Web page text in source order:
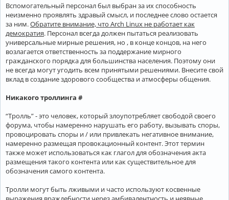
Вспомогательный персонал был выбран за их способность
неизменно проявлять здравый смысл, и последнее слово остается
за ним.Обратите внимание, что Arch Linux не работает как
демократия. Персонал всегда должен пытаться реализовать
универсальные мирные решения, но , в конце концов, на него
возлагается ответственность за поддержание мирного
гражданского порядка для большинства населения. Поэтому они
не всегда могут угодить всем принятыми решениями. Внесите свой
вклад в создание здорового сообщества и атмосферы общения.
Никакого троллинга #
“Тролль” - это человек, который злоупотребляет свободой своего
форума, чтобы намеренно нарушать его работу, вызывать споры,
провоцировать споры и / или привлекать негативное внимание,
намеренно размещая провокационный контент. Этот термин
также может использоваться как глагол для обозначения акта
размещения такого контента или как существительное для
обозначения самого контента.
Тролли могут быть лживыми и часто используют косвенные